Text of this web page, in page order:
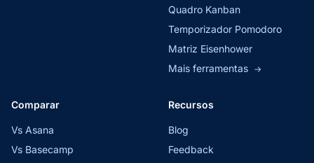
Quadro Kanban
Temporizador Pomodoro
Matriz Eisenhower
Mais ferramentas →
Comparar
Vs Asana
Vs Basecamp
Recursos
Blog
Feedback